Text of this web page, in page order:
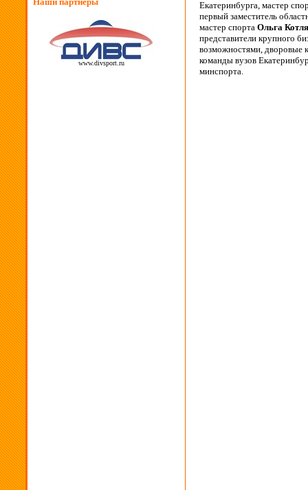
www.divsport.ru
Екатеринбурга, мастер
первый заместитель
мастер спорта Ольга
представители крупного
возможностями, дворовые
команды вузов
минспорта.